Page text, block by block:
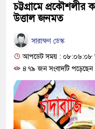
চট্টগ্রামে প্রকৌশলীর
উত্তাল জনমত
সারাক্ষণ ডেস্ক
আপডেট সময় : ০৮:০৬:০৮
৪৭৯ জন সংবাদটি পড়েছেন